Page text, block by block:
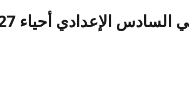
الإعدادي أحياء 2027